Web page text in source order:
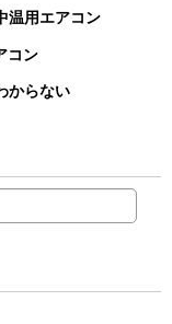
温用エアコン
コン
からない